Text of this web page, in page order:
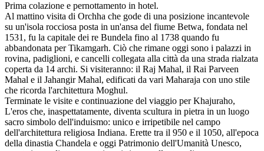
Prima colazione e pernottamento in hotel.
Al mattino visita di Orchha che gode di una posizione incantevole
su un'isola rocciosa posta in un'ansa del fiume Betwa, fondata nel
1531, fu la capitale dei re Bundela fino al 1738 quando fu
abbandonata per Tikamgarh. Ciò che rimane oggi sono i palazzi in
rovina, padiglioni, e cancelli collegata alla città da una strada rialzata
coperta da 14 archi. Si visiteranno: il Raj Mahal, il Rai Parveen
Mahal e il Jahangir Mahal, edificati da vari Maharaja con uno stile
che ricorda l'architettura Moghul.
Terminate le visite e continuazione del viaggio per Khajuraho,
L'eros che, inaspettatamente, diventa scultura in pietra in un luogo
sacro simbolo dell'induismo: unico e irripetibile nel campo
dell'architettura religiosa Indiana. Erette tra il 950 e il 1050, all'epoca
della dinastia Chandela e oggi Patrimonio dell'Umanità Unesco,